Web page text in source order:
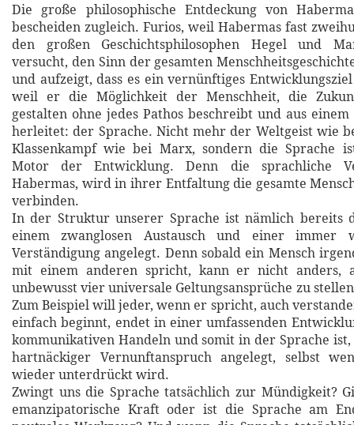
Die große philosophische Entdeckung von
bescheiden zugleich. Furios, weil Habermas fast
den großen Geschichtsphilosophen Hegel und
versucht, den Sinn der gesamten
und aufzeigt, dass es ein vernünftiges
weil er die Möglichkeit der Menschheit, die
gestalten ohne jedes Pathos beschreibt und aus
herleitet: der Sprache. Nicht mehr der Weltgeist wie
Klassenkampf wie bei Marx, sondern die Sprache
Motor der Entwicklung. Denn die sprachliche
Habermas, wird in ihrer Entfaltung die gesamte
verbinden.
In der Struktur unserer Sprache ist nämlich bereits
einem zwanglosen Austausch und einer immer
Verständigung angelegt. Denn sobald ein Mensch
mit einem anderen spricht, kann er nicht anders,
unbewusst vier universale Geltungsansprüche zu
Zum Beispiel will jeder, wenn er spricht, auch
einfach beginnt, endet in einer umfassenden
kommunikativen Handeln und somit in der Sprache ist,
hartnäckiger Vernunftanspruch angelegt, selbst
wieder unterdrückt wird.
Zwingt uns die Sprache tatsächlich zur Mündigkeit?
emanzipatorische Kraft oder ist die Sprache am